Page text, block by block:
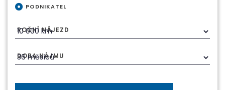
PODNIKATEL
ROČNÍ NÁJEZD
DOBA NÁJMU